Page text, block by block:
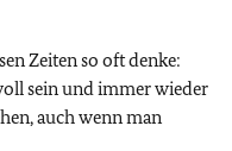
Zeiten so oft denke:
sein und immer wieder
auch wenn man